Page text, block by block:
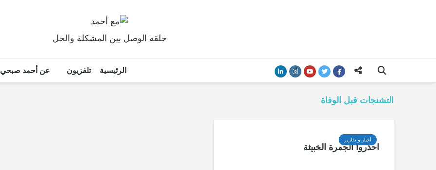
حلقة الوصل بين المشكلة والحل
الرئيسية تلفزيون عن أحمد صبحي
التشنجات قبل الوفاة
أخبار و تقارير
احذروا الجمرة الخبيثة